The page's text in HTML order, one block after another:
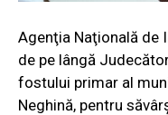
Agenţia Naţională de
de pe lângă
fostului primar al
Neghină, pentru